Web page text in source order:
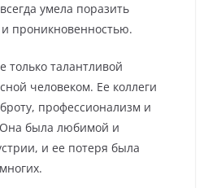
умела поразить
проникновенностью.
только талантливой
человеком. Ее коллеги
профессионализм и
была любимой и
и ее потеря была